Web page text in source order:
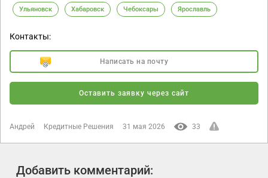
Ульяновск Хабаровск Чебоксары Ярославль
Контакты:
Написать на почту
Оставить заявку через сайт
Андрей Кредитные Решения 31 мая 2026 33
Добавить комментарий: